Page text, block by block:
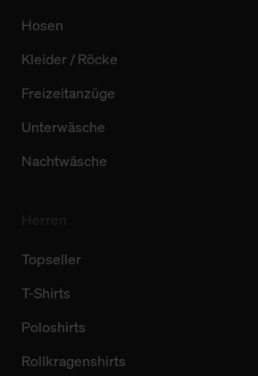
Hosen
Kleider / Röcke
Freizeitanzüge
Unterwäsche
Nachtwäsche
Topseller
T-Shirts
Poloshirts
Rollkragenshirts